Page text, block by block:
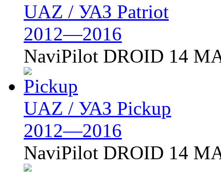
UAZ / УАЗ Patriot
2012—2016
NaviPilot DROID 14
UAZ / УАЗ Pickup
2012—2016
NaviPilot DROID 14